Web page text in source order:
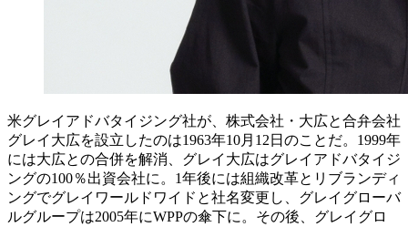
米グレイアドバタイジング社が、株式会社・大広と合弁会社
グレイ大広を設立したのは1963年10月12日のことだ。1999年
には大広との合併を解消、グレイ大広はグレイアドバタイジ
ングの100％出資会社に。1年後には組織改革とリブランディ
ングでグレイワールドワイドと社名変更し、グレイグローバ
ルグループは2005年にWPPの傘下に。その後、グレイグロ